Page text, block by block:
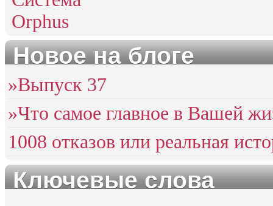
Новое на блоге
»Выпуск 37
»Что самое главное в Вашей
1008 отказов или реальная
Ключевые слова